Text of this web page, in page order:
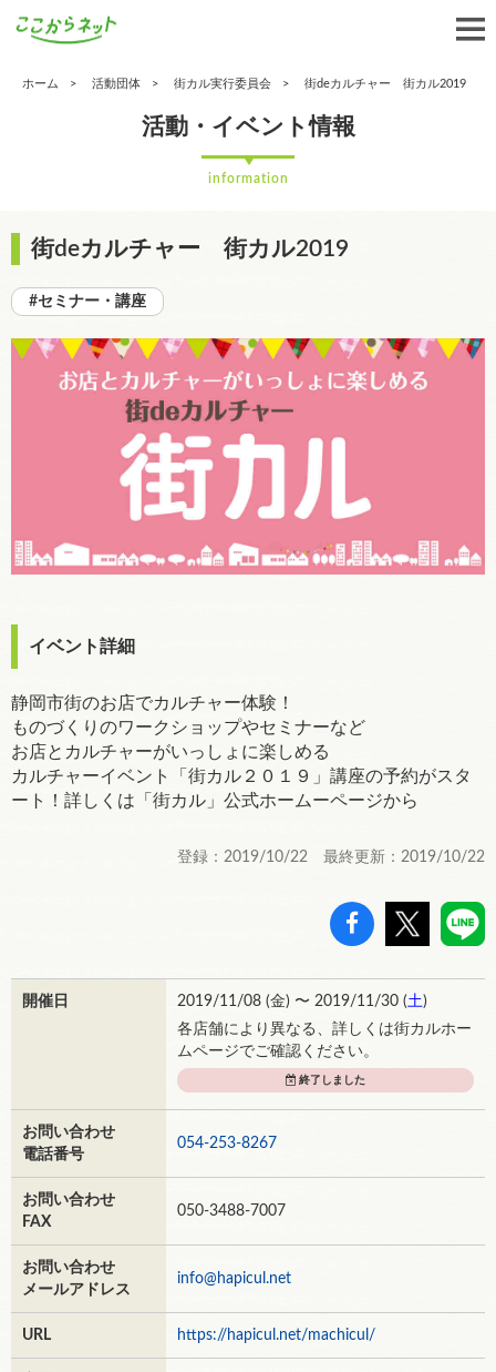
ホーム 活動団体 街カル実行委員会 街deカルチャー 街カル2019
活動・イベント情報
information
街deカルチャー 街カル2019
#セミナー・講座
イベント詳細
静岡市街のお店でカルチャー体験！
ものづくりのワークショップやセミナーなど
お店とカルチャーがいっしょに楽しめる
カルチャーイベント「街カル２０１９」講座の予約がスタ
ート！詳しくは「街カル」公式ホームーページから
登録：2019/10/22 最終更新：2019/10/22
開催日 2019/11/08 (金) 〜 2019/11/30 (土)
各店舗により異なる、詳しくは街カルホー
ムページでご確認ください。
終了しました
お問い合わせ
電話番号
054-253-8267
お問い合わせ
FAX
050-3488-7007
お問い合わせ
メールアドレス
info@hapicul.net
URL https://hapicul.net/machicul/